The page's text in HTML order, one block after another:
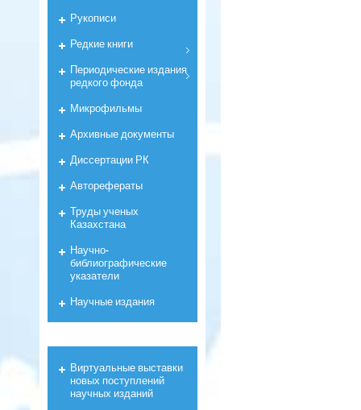
Рукописи
Редкие книги
Периодические издания
редкого фонда
Микрофильмы
Архивные документы
Диссертации РК
Авторефераты
Труды ученых
Казахстана
Научно-
библиографические
указатели
Научные издания
Виртуальные выставки
новых поступлений
научных изданий